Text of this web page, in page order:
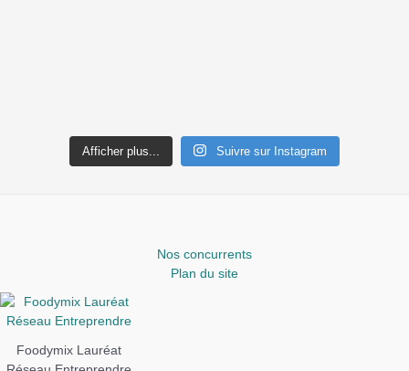
Afficher plus... Suivre sur Instagram
Nos concurrents
Plan du site
Foodymix Lauréat